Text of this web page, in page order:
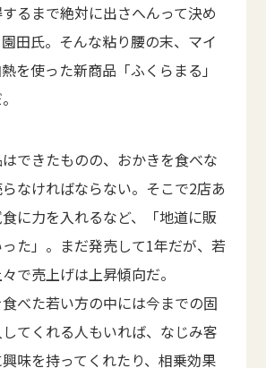
るまで絶対に出さへんって決め
田氏。そんな粘り腰の末、マイ
を使った新商品「ふくらまる」
できたものの、おかきを食べな
なければならない。そこで2店あ
に力を入れるなど、「地道に販
た」。まだ発売して1年だが、若
で売上げは上昇傾向だ。
食べた若い方の中には今までの固
てくれる人もいれば、なじみ客
味を持ってくれたり、相乗効果